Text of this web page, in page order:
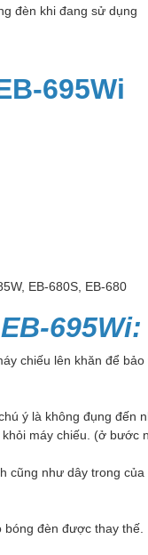
đèn khi đang sử dụng
695Wi
EB-680S, EB-680
695Wi:
chiếu lên khăn để
ý là không đụng đến
máy chiếu. (ở bước
như dây trong
đèn được thay thế.